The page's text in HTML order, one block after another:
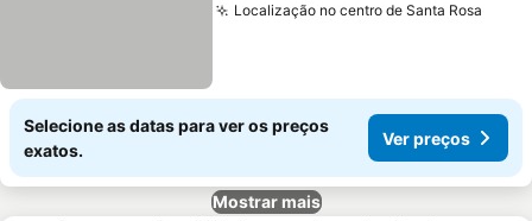
Localização no centro de Santa Rosa
Selecione as datas para ver os preços
exatos.
Ver preços
Mostrar mais